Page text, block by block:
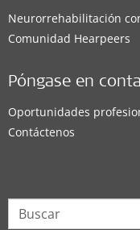
Neurorrehabilitación con
Comunidad Hearpeers
Póngase en
Oportunidades
Contáctenos